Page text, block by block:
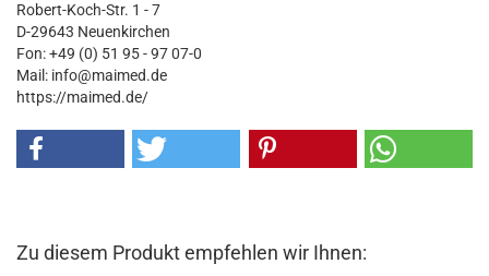
Robert-Koch-Str. 1 - 7
D-29643 Neuenkirchen
Fon: +49 (0) 51 95 - 97 07-0
Mail: info@maimed.de
https://maimed.de/
Zu diesem Produkt empfehlen wir Ihnen: